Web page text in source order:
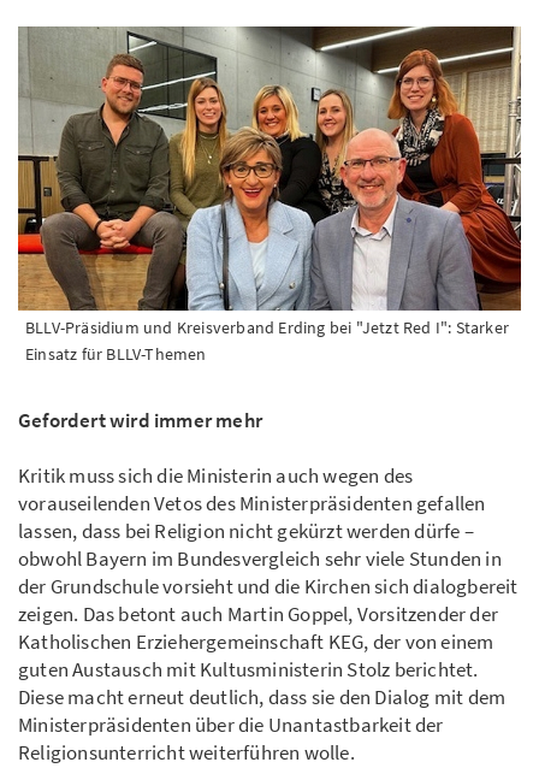
BLLV-Präsidium und Kreisverband Erding bei "Jetzt Red I": Starker
Einsatz für BLLV-Themen
Gefordert wird immer mehr
Kritik muss sich die Ministerin auch wegen des
vorauseilenden Vetos des Ministerpräsidenten gefallen
lassen, dass bei Religion nicht gekürzt werden dürfe –
obwohl Bayern im Bundesvergleich sehr viele Stunden in
der Grundschule vorsieht und die Kirchen sich dialogbereit
zeigen. Das betont auch Martin Goppel, Vorsitzender der
Katholischen Erziehergemeinschaft KEG, der von einem
guten Austausch mit Kultusministerin Stolz berichtet.
Diese macht erneut deutlich, dass sie den Dialog mit dem
Ministerpräsidenten über die Unantastbarkeit der
Religionsunterricht weiterführen wolle.